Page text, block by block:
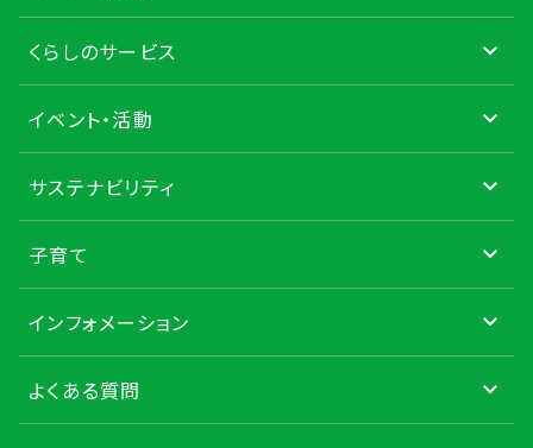
くらしのサービス
イベント・活動
サステナビリティ
子育て
インフォメーション
よくある質問